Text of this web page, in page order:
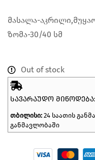
მასალა-
ზომა-30/40 სმ
Out of stock
ᲡᲐᲕᲐᲠᲐᲣᲓᲝ ᲛᲘᲬᲝᲓᲔᲑᲐ:
თბილისი: 24 საათის
განმავლობაში